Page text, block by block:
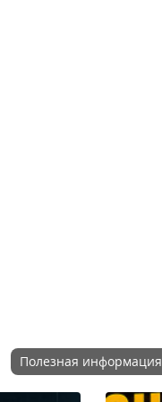
Полезная информация